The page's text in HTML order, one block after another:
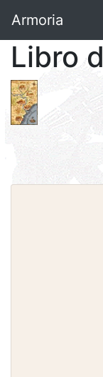
Armoria
Libro